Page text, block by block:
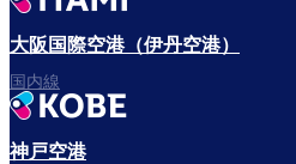
さぁ、出発！
フライトをお楽しみください。
大阪国際空港（伊丹空港）
国内線
神戸空港